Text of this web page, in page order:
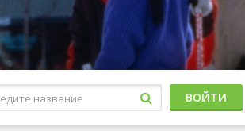
ВОЙТИ